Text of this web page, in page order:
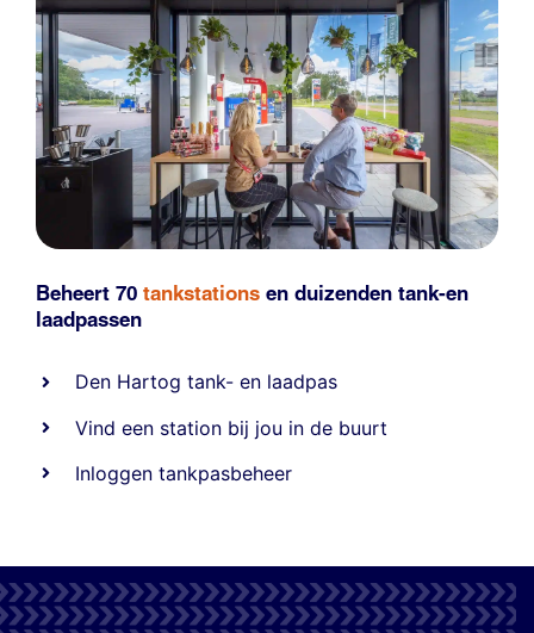
Beheert 70 tankstations en duizenden tank-en
laadpassen
Den Hartog tank- en laadpas
Vind een station bij jou in de buurt
Inloggen tankpasbeheer